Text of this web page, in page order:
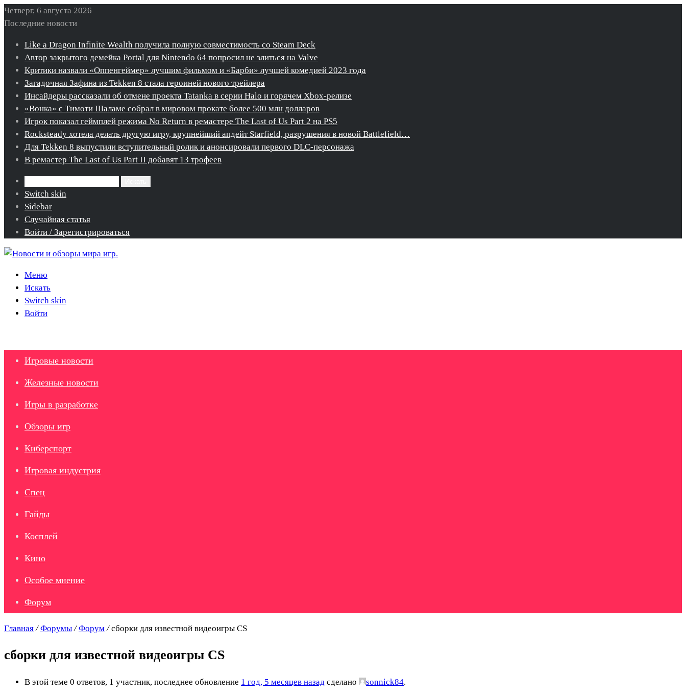
Четверг, 6 августа 2026
Последние новости
Like a Dragon Infinite Wealth получила полную совместимость со Steam Deck
Автор закрытого демейка Portal для Nintendo 64 попросил не злиться на Valve
Критики назвали «Оппенгеймер» лучшим фильмом и «Барби» лучшей комедией 2023 года
Загадочная Зафина из Tekken 8 стала героиней нового трейлера
Инсайдеры рассказали об отмене проекта Tatanka в серии Halo и горячем Xbox-релизе
«Вонка» с Тимоти Шаламе собрал в мировом прокате более 500 млн долларов
Игрок показал геймплей режима No Return в ремастере The Last of Us Part 2 на PS5
Rocksteady хотела делать другую игру, крупнейший апдейт Starfield, разрушения в новой Battlefield…
Для Tekken 8 выпустили вступительный ролик и анонсировали первого DLC-персонажа
В ремастер The Last of Us Part II добавят 13 трофеев
Switch skin
Sidebar
Случайная статья
Войти / Зарегистрироваться
Меню
Искать
Switch skin
Войти
Игровые новости
Железные новости
Игры в разработке
Обзоры игр
Киберспорт
Игровая индустрия
Спец
Гайды
Косплей
Кино
Особое мнение
Форум
Главная / Форумы / Форум / сборки для известной видеоигры CS
сборки для известной видеоигры CS
В этой теме 0 ответов, 1 участник, последнее обновление 1 год, 5 месяцев назад сделано sonnick84.